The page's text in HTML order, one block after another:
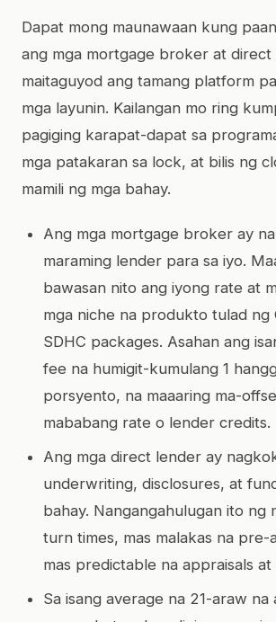
Dapat mong maunawaan kung
ang mga mortgage broker at
maitaguyod ang tamang platform
mga layunin. Kailangan mo ring
pagiging karapat-dapat sa
mga patakaran sa lock, at bilis ng
mamili ng mga bahay.
Ang mga mortgage broker ay
maraming lender para sa iyo.
bawasan nito ang iyong rate at
mga niche na produkto tulad ng
SDHC packages. Asahan ang
fee na humigit-kumulang 1
porsyento, na maaaring ma-
mababang rate o lender credits.
Ang mga direct lender ay
underwriting, disclosures, at
bahay. Nangangahulugan ito ng
turn times, mas malakas na pre-
mas predictable na appraisals at
Sa isang average na 21-araw na